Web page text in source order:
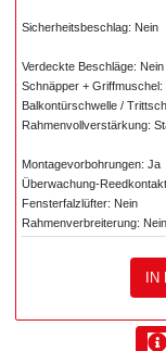
Sicherheitsbeschlag: Nein
Verdeckte Beschläge: Nein
Schnäpper + Griffmuschel:
Balkontürschwelle /
Rahmenvollverstärkung:
Montagevorbohrungen: Ja
Überwachung-
Fensterfalzlüfter: Nein
Rahmenverbreiterung: Nein